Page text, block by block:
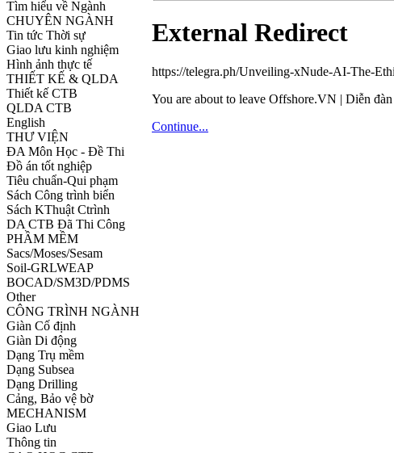
Tìm hiểu về Ngành
CHUYÊN NGÀNH
Tin tức Thời sự
Giao lưu kinh nghiệm
Hình ảnh thực tế
THIẾT KẾ & QLDA
Thiết kế CTB
QLDA CTB
English
THƯ VIỆN
ĐA Môn Học - Đề Thi
Đồ án tốt nghiệp
Tiêu chuẩn-Qui phạm
Sách Công trình biển
Sách KThuật Ctrình
DA CTB Đã Thi Công
PHẦM MỀM
Sacs/Moses/Sesam
Soil-GRLWEAP
BOCAD/SM3D/PDMS
Other
CÔNG TRÌNH NGÀNH
Giàn Cố định
Giàn Di động
Dạng Trụ mềm
Dạng Subsea
Dạng Drilling
Cảng, Bảo vệ bờ
MECHANISM
Giao Lưu
Thông tin
External Redirect
https://telegra.ph/Unveiling-xNude-AI-The-
You are about to leave Offshore.VN | Diễn
Continue...